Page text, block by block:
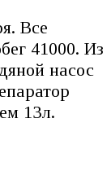
Все
41000. Из
насос
13л.